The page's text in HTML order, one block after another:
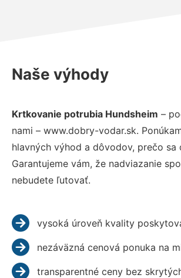
Naše výhody
Krtkovanie potrubia Hundsheim –
nami – www.dobry-vodar.sk.
hlavných výhod a dôvodov, prečo sa
Garantujeme vám, že nadviazanie
nebudete ľutovať.
vysoká úroveň kvality
nezáväzná cenová ponuka na
transparentné ceny bez